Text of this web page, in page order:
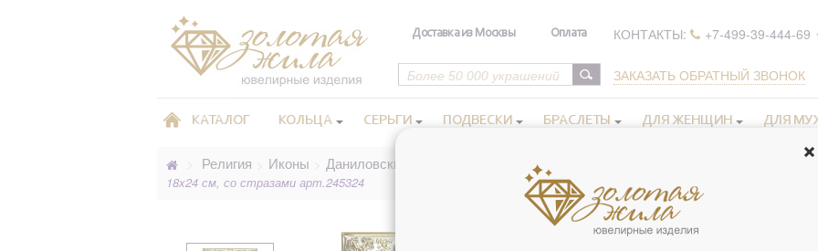
Доставка из Москвы Оплата КОНТАКТЫ: +7-499-39-444-69
ЗАКАЗАТЬ ОБРАТНЫЙ ЗВОНОК
КАТАЛОГ КОЛЬЦА СЕРЬГИ ПОДВЕСКИ БРАСЛЕТЫ ДЛЯ ЖЕНЩИН ДЛЯ
Религия Иконы Даниловские иконы в серебряном окладе
Икона
18x24 см, со стразами арт.245324